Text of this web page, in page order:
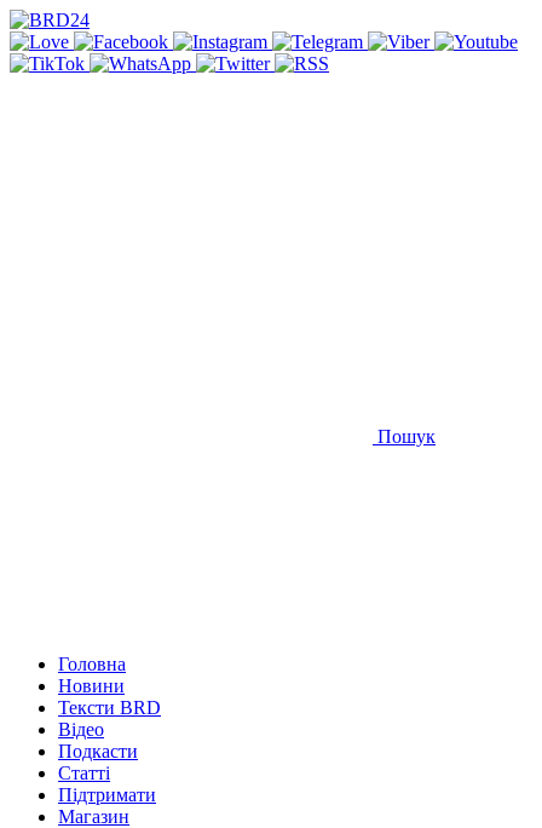
Пошук
Головна
Новини
Тексти BRD
Відео
Подкасти
Статті
Підтримати
Магазин